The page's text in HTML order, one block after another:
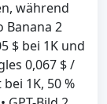
während
Banana 2
$ bei 1K und
0,067 $ /
1K, 50 %